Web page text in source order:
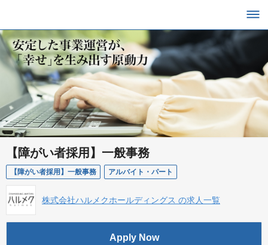
【障がい者採用】一般事務
【障がい者採用】一般事務 アルバイト・パート
株式会社ハルメクホールディングス の求人一覧
Apply Now